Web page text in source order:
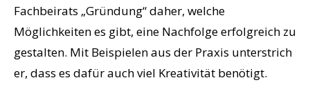
Fachbeirats „Gründung“ daher, welche
Möglichkeiten es gibt, eine Nachfolge erfolgreich zu
gestalten. Mit Beispielen aus der Praxis unterstrich
er, dass es dafür auch viel Kreativität benötigt.